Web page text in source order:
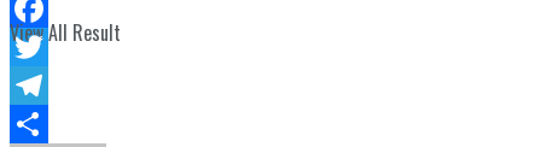
View All Result
WhatsApp
Facebook
Twitter
Telegram